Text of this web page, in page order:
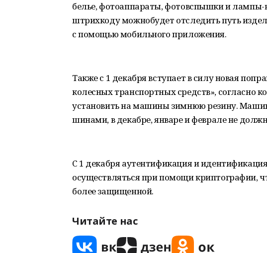
белье, фотоаппараты, фотовспышки и
штрихкоду можнобудет отследить путь
с помощью мобильного приложения.
Также с 1 декабря вступает в силу новая
колесных транспортных средств», согласно
установить на машины зимнюю резину.
шинами, в декабре, январе и феврале не
С 1 декабря аутентификация и
осуществляться при помощи криптографии,
более защищенной.
Читайте нас